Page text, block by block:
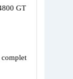
GT
complet